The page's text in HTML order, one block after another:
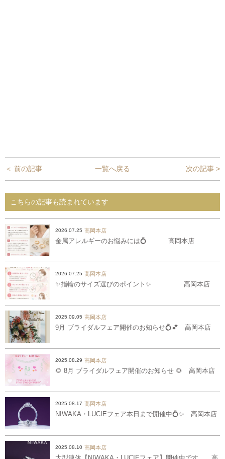
一覧へ戻る
＜ 前の記事 次の記事 >
こちらの記事も読まれています
2026.07.25 高岡本店
金属アレルギーのお悩みには💍 高岡本店
2026.07.25 高岡本店
✨指輪のサイズ選びのポイント✨ 高岡本店
2025.09.05 高岡本店
9月 ブライダルフェア開催のお知らせ💍💕 高岡本店
2025.08.29 高岡本店
🌻 8月 ブライダルフェア開催のお知らせ 🌻 高岡本店
2025.08.17 高岡本店
NIWAKA・LUCIEフェア本日まで開催中💍✨ 高岡本店
2025.08.10 高岡本店